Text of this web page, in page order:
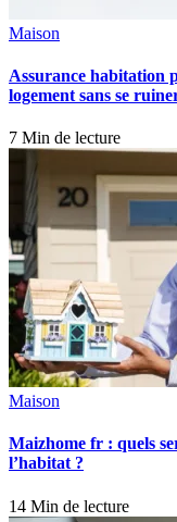
Maison
Assurance habitation
logement sans se
7 Min de lecture
Maison
Maizhome fr : quels
l’habitat ?
14 Min de lecture